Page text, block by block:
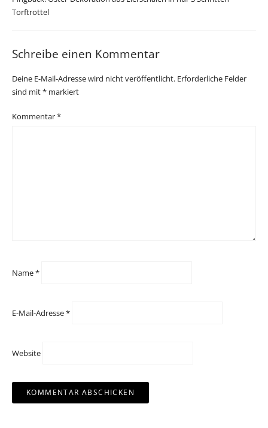
Torftrottel
Schreibe einen Kommentar
Deine E-Mail-Adresse wird nicht veröffentlicht. Erforderliche Felder
sind mit* markiert
Kommentar*
Name*
E-Mail-Adresse*
Website